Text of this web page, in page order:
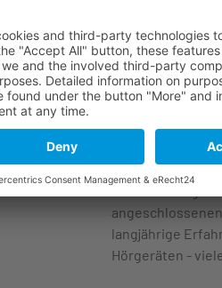
Das
Asien - ist in
und Sensorik
Ein besonderer
technisches
Fertigung
für hochpräzise
Beschichtungen
langjährige
Hörgeräten -